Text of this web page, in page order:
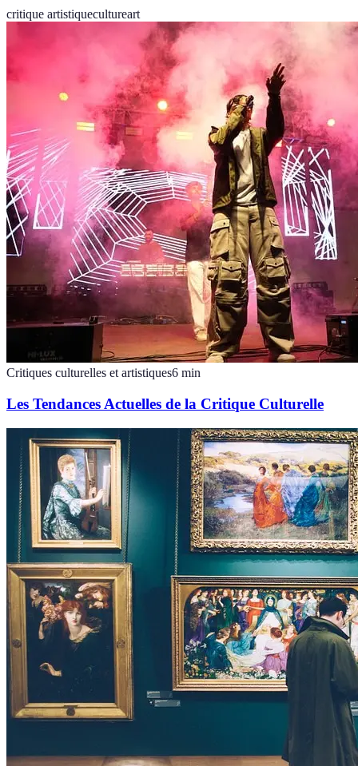
critique artistiquecultureart
Critiques culturelles et artistiques6 min
Les Tendances Actuelles de la Critique Culturelle